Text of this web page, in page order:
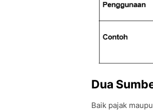
Dua
Baik pajak